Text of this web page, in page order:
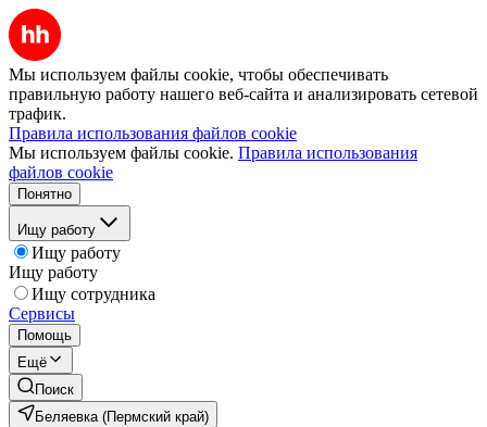
Мы используем файлы cookie, чтобы обеспечивать
правильную работу нашего веб-сайта и анализировать сетевой
трафик.
Правила использования файлов cookie
Мы используем файлы cookie. Правила использования
файлов cookie
Понятно
Ищу работу
Ищу работу
Ищу работу
Ищу сотрудника
Сервисы
Помощь
Ещё
Поиск
Беляевка (Пермский край)